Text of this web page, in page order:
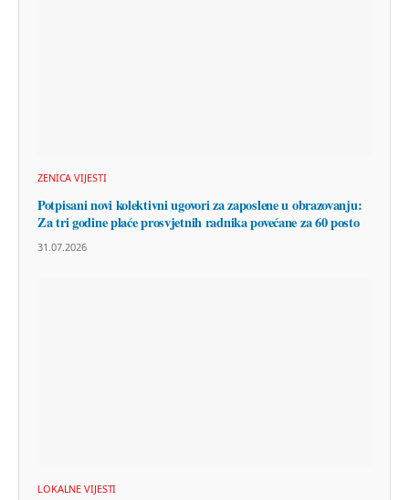
ZENICA VIJESTI
Potpisani novi kolektivni ugovori za zaposlene u obrazovanju:
Za tri godine plaće prosvjetnih radnika povećane za 60 posto
31.07.2026
LOKALNE VIJESTI